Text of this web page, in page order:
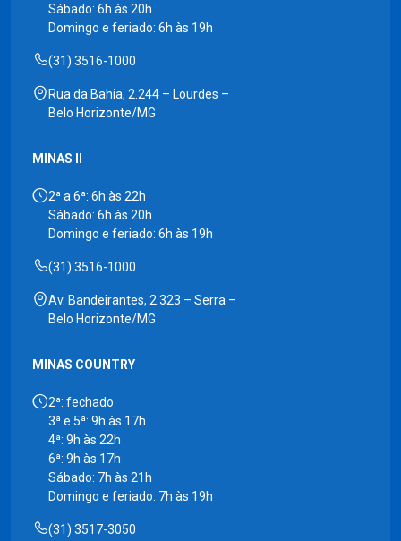
Sábado: 6h às 20h
Domingo e feriado: 6h às 19h
(31) 3516-1000
Rua da Bahia, 2.244 – Lourdes –
Belo Horizonte/MG
MINAS II
2ª a 6ª: 6h às 22h
Sábado: 6h às 20h
Domingo e feriado: 6h às 19h
(31) 3516-1000
Av. Bandeirantes, 2.323 – Serra –
Belo Horizonte/MG
MINAS COUNTRY
2ª: fechado
3ª e 5ª: 9h às 17h
4ª: 9h às 22h
6ª: 9h às 17h
Sábado: 7h às 21h
Domingo e feriado: 7h às 19h
(31) 3517-3050